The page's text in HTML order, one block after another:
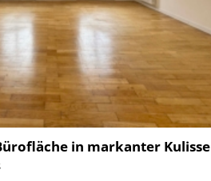
in markanter Kulisse